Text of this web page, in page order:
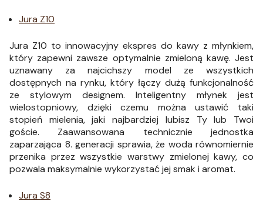
Jura Z10
Jura Z10 to innowacyjny ekspres do kawy z młynkiem,
który zapewni zawsze optymalnie zmieloną kawę. Jest
uznawany za najcichszy model ze wszystkich
dostępnych na rynku, który łączy dużą funkcjonalność
ze stylowym designem. Inteligentny młynek jest
wielostopniowy, dzięki czemu można ustawić taki
stopień mielenia, jaki najbardziej lubisz Ty lub Twoi
goście. Zaawansowana technicznie jednostka
zaparzająca 8. generacji sprawia, że woda równomiernie
przenika przez wszystkie warstwy zmielonej kawy, co
pozwala maksymalnie wykorzystać jej smak i aromat.
Jura S8